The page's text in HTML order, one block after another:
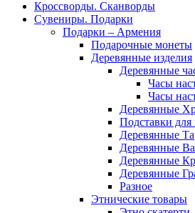
Кроссворды. Сканворды
Сувениры. Подарки
Подарки – Армения
Подарочные монеты
Деревянные изделия
Деревянные
Часы
Часы
Деревянные
Подставки для
Деревянные
Деревянные
Деревянные
Деревянные
Разное
Этнические товары